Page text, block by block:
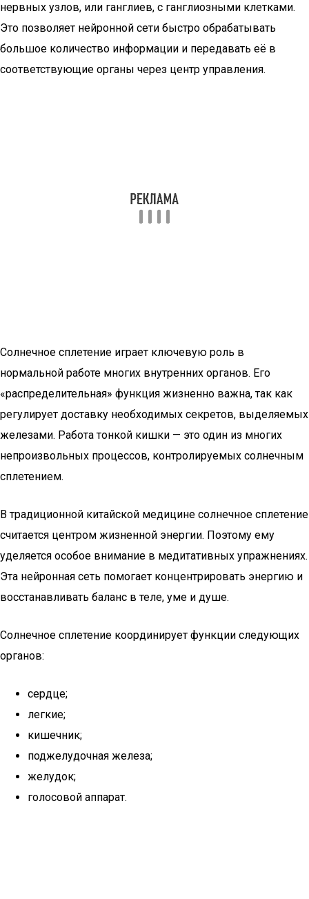
нервных узлов, или ганглиев, с ганглиозными клетками.
Это позволяет нейронной сети быстро обрабатывать
большое количество информации и передавать её в
соответствующие органы через центр управления.
Солнечное сплетение играет ключевую роль в
нормальной работе многих внутренних органов. Его
«распределительная» функция жизненно важна, так как
регулирует доставку необходимых секретов, выделяемых
железами. Работа тонкой кишки — это один из многих
непроизвольных процессов, контролируемых солнечным
сплетением.
В традиционной китайской медицине солнечное сплетение
считается центром жизненной энергии. Поэтому ему
уделяется особое внимание в медитативных упражнениях.
Эта нейронная сеть помогает концентрировать энергию и
восстанавливать баланс в теле, уме и душе.
Солнечное сплетение координирует функции следующих
органов:
сердце;
легкие;
кишечник;
поджелудочная железа;
желудок;
голосовой аппарат.